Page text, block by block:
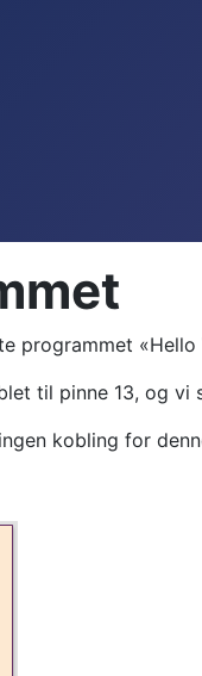
programmet
til pinne 13, og
kobling for